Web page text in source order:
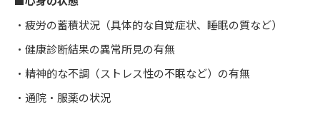
・疲労の蓄積状況（具体的な自覚症状、睡眠の質など）
・健康診断結果の異常所見の有無
・精神的な不調（ストレス性の不眠など）の有無
・通院・服薬の状況